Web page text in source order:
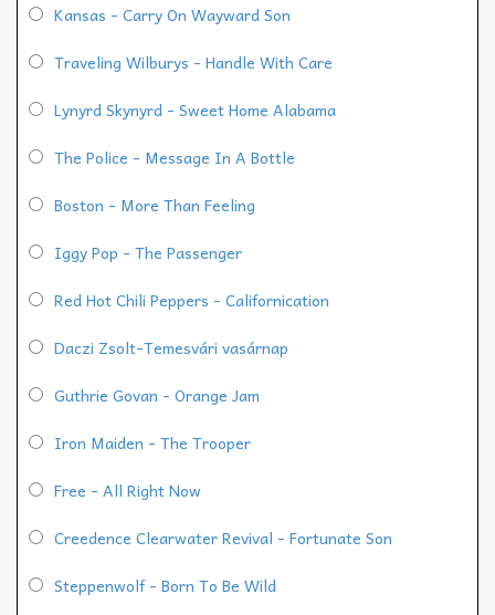
Kansas - Carry On Wayward Son
Traveling Wilburys - Handle With Care
Lynyrd Skynyrd - Sweet Home Alabama
The Police - Message In A Bottle
Boston - More Than Feeling
Iggy Pop - The Passenger
Red Hot Chili Peppers - Californication
Daczi Zsolt-Temesvári vasárnap
Guthrie Govan - Orange Jam
Iron Maiden - The Trooper
Free - All Right Now
Creedence Clearwater Revival - Fortunate Son
Steppenwolf - Born To Be Wild